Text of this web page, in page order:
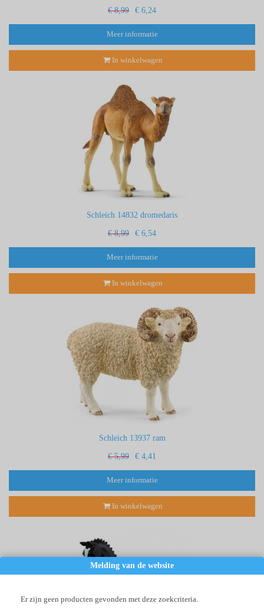
Melding van de website
Er zijn geen producten gevonden met deze zoekcriteria.
€ 8,99 € 6,24
Meer informatie
In winkelwagen
Schleich 14832 dromedaris
€ 8,99 € 6,54
Meer informatie
In winkelwagen
Schleich 13937 ram
€ 5,99 € 4,41
Meer informatie
In winkelwagen